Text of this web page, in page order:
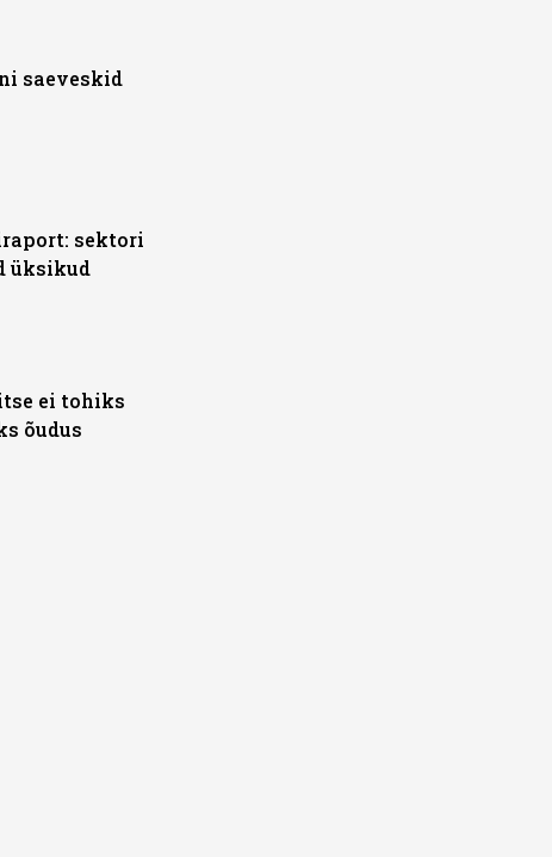
saeveskid
sektori
üksikud
ei tohiks
õudus